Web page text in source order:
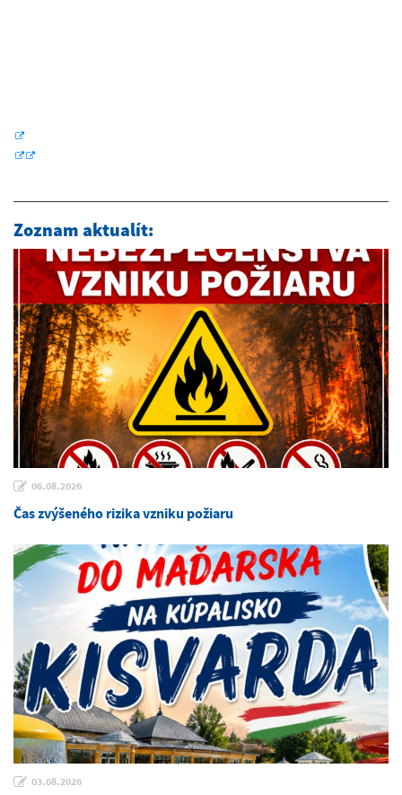
Zoznam aktualít:
06.08.2026
Čas zvýšeného rizika vzniku požiaru
03.08.2026